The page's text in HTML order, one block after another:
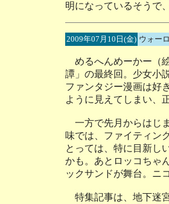
明になっているそうで
2009年07月10日(金) ウォー
めるへんめーかー（
譚」の最終回。少女小
ファンタジー漫画は好
ように見えてしまい、
一方で先月からはじ
味では、ファイティン
とっては、特に目新し
かも。あとロッコちゃ
ックサンドが舞台。ニ
特集記事は、地下迷